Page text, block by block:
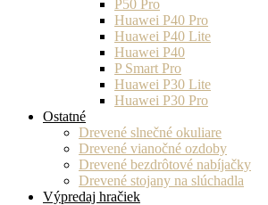
P50 Pro
Huawei P40 Pro
Huawei P40 Lite
Huawei P40
P Smart Pro
Huawei P30 Lite
Huawei P30 Pro
Ostatné
Drevené slnečné okuliare
Drevené vianočné ozdoby
Drevené bezdrôtové nabíjačky
Drevené stojany na slúchadla
Výpredaj hračiek